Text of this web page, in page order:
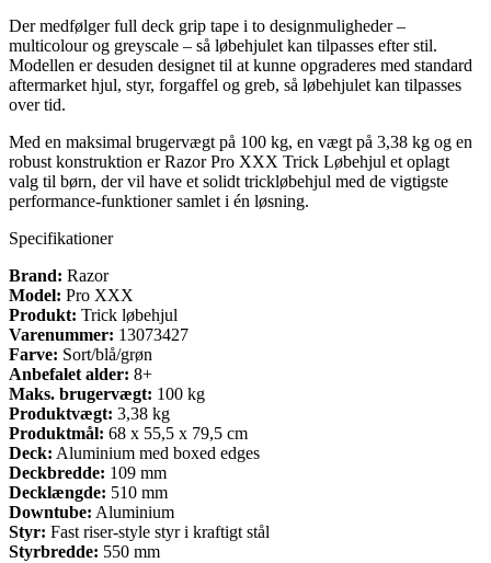
Der medfølger full deck grip tape i to designmuligheder –
multicolour og greyscale – så løbehjulet kan tilpasses efter stil.
Modellen er desuden designet til at kunne opgraderes med standard
aftermarket hjul, styr, forgaffel og greb, så løbehjulet kan tilpasses
over tid.
Med en maksimal brugervægt på 100 kg, en vægt på 3,38 kg og en
robust konstruktion er Razor Pro XXX Trick Løbehjul et oplagt
valg til børn, der vil have et solidt trickløbehjul med de vigtigste
performance-funktioner samlet i én løsning.
Specifikationer
Brand: Razor
Model: Pro XXX
Produkt: Trick løbehjul
Varenummer: 13073427
Farve: Sort/blå/grøn
Anbefalet alder: 8+
Maks. brugervægt: 100 kg
Produktvægt: 3,38 kg
Produktmål: 68 x 55,5 x 79,5 cm
Deck: Aluminium med boxed edges
Deckbredde: 109 mm
Decklængde: 510 mm
Downtube: Aluminium
Styr: Fast riser-style styr i kraftigt stål
Styrbredde: 550 mm